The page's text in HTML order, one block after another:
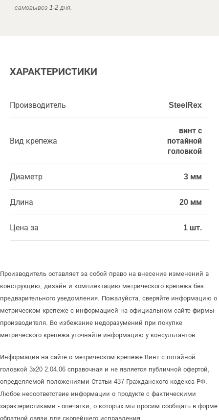
самовывоз 1-2 дня.
ХАРАКТЕРИСТИКИ
Производитель SteelRex
Вид крепежа
винт с
потайной
головкой
Диаметр 3 мм
Длина 20 мм
Цена за 1 шт.
Производитель оставляет за собой право на внесение изменений в
конструкцию, дизайн и комплектацию метрического крепежа без
предварительного уведомления. Пожалуйста, сверяйте информацию о
метрическом крепеже с информацией на официальном сайте фирмы-
производителя. Во избежание недоразумений при покупке
метрического крепежа уточняйте информацию у консультантов.
Информация на сайте о метрическом крепеже Винт с потайной
головкой 3х20 2.04.06 справочная и не является публичной офертой,
определяемой положениями Статьи 437 Гражданского кодекса РФ.
Любое несоответствие информации о продукте с фактическими
характеристиками - опечатки, о которых мы просим сообщать в форме
обратной связи для скорейшего исправления.